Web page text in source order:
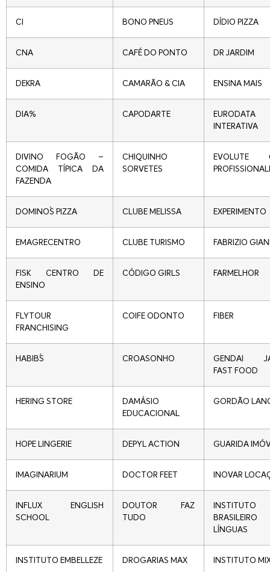
CI BONO PNEUS DÍDIO PIZZA
CNA CAFÉ DO PONTO DR JARDIM
DEKRA CAMARÃO & CIA ENSINA MAIS
DIA% CAPODARTE
EURODATA
INTERATIVA
DIVINO FOGÃO –
COMIDA TÍPICA DA
FAZENDA
CHIQUINHO
SORVETES
EVOLUTE
DOMINO`S PIZZA CLUBE MELISSA EXPERIMENTO
EMAGRECENTRO CLUBE TURISMO FABRIZIO
FISK CENTRO DE
ENSINO
CÓDIGO GIRLS FARMELHOR
FLYTOUR
FRANCHISING
COIFE ODONTO FIBER
HABIB´S CROASONHO
GENDAI
FAST FOOD
HERING STORE
DAMÁSIO
EDUCACIONAL
GORDÃO
HOPE LINGERIE DEPYL ACTION GUARIDA
IMAGINARIUM DOCTOR FEET INOVAR
INFLUX ENGLISH
SCHOOL
DOUTOR FAZ
TUDO
INSTITUTO
LÍNGUAS
INSTITUTO EMBELLEZE DROGARIAS MAX INSTITUTO